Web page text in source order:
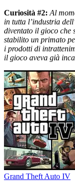
Curiosità #2: Al
in tutta l’industria
diventato il gioco che
stabilito un primato
i prodotti di
il gioco aveva già
Grand Theft Auto IV